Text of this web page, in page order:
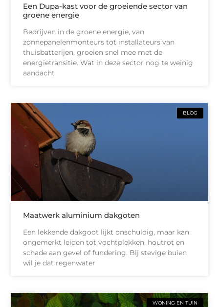
Een Dupa-kast voor de groeiende sector van
groene energie
Bedrijven in de groene energie, van
zonnepanelenmonteurs tot installateurs van
thuisbatterijen, groeien snel mee met de
energietransitie. Wat in deze sector nog te weinig
aandacht
BLOG
Maatwerk aluminium dakgoten
Een lekkende dakgoot lijkt onschuldig, maar kan
ongemerkt leiden tot vochtplekken, houtrot en
schade aan gevel of fundering. Bij stevige buien
wil je dat regenwater
WONING EN TUIN